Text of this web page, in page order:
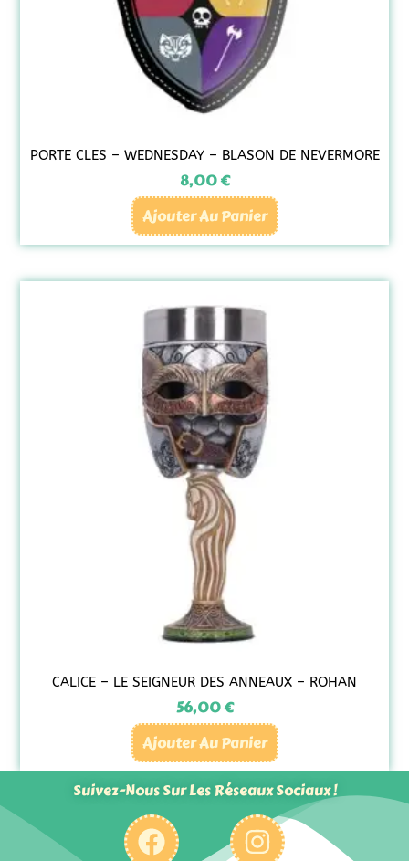
PORTE CLES – WEDNESDAY – BLASON DE NEVERMORE
8,00€
Ajouter Au Panier
CALICE – LE SEIGNEUR DES ANNEAUX – ROHAN
56,00€
Ajouter Au Panier
Suivez-Nous Sur Les Réseaux Sociaux !